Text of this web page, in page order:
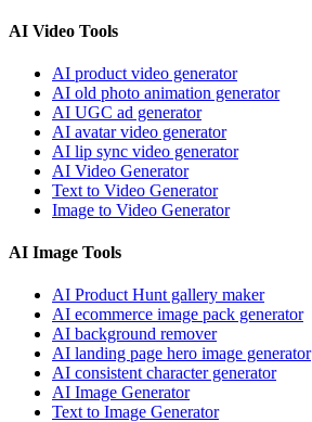
AI Video Tools
AI product video generator
AI old photo animation generator
AI UGC ad generator
AI avatar video generator
AI lip sync video generator
AI Video Generator
Text to Video Generator
Image to Video Generator
AI Image Tools
AI Product Hunt gallery maker
AI ecommerce image pack generator
AI background remover
AI landing page hero image generator
AI consistent character generator
AI Image Generator
Text to Image Generator